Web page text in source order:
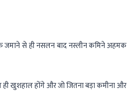
जमाने से ही नसलन बाद नस्लीन कमिने अहमक
खुशहाल होंगे और जो जितना बड़ा कमीना और